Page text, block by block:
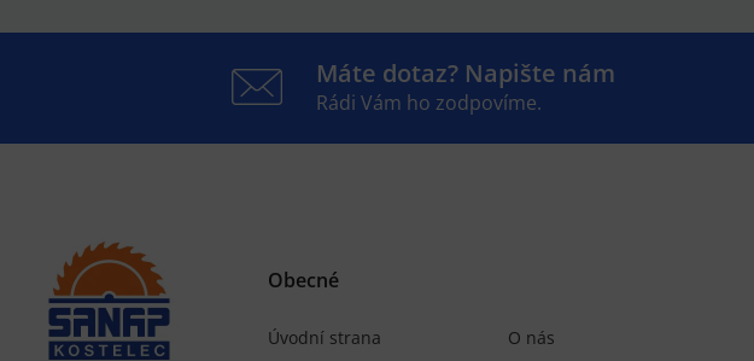
Máte dotaz? Napište nám
Rádi Vám ho zodpovíme.
Obecné
Úvodní strana O nás